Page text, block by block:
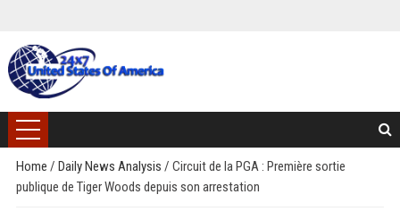
Home / Daily News Analysis / Circuit de la PGA : Première sortie
publique de Tiger Woods depuis son arrestation